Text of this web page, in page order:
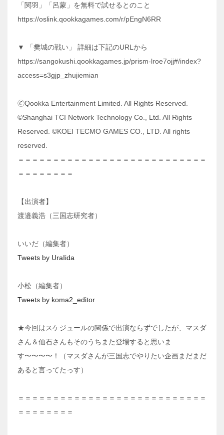
「関羽」「呂蒙」を無料で試せるとのこと
https://oslink.qookkagames.com/r/pEngN6RR
▼ 「樊城の戦い」 詳細は下記のURLから
https://sangokushi.qookkagames.jp/prism-lroe7ojj#/index?
access=s3gjp_zhujiemian
🄫Qookka Entertainment Limited. All Rights Reserved.
©Shanghai TCI Network Technology Co., Ltd. All Rights
Reserved. ©KOEI TECMO GAMES CO., LTD. All rights
reserved.
＝＝＝＝＝＝＝＝＝＝＝＝＝＝＝＝＝＝＝＝＝＝＝＝＝＝＝
＝＝＝＝＝＝＝＝
【出演者】
渡邉義浩（三国志研究者）
いいだ（編集者）
Tweets by UraIida
小松（編集者）
Tweets by koma2_editor
★今回はスケジュールの関係で出演ならずでしたが、マスダ
さん＆仙石さんもそのうちまた登場すると思いま
す〜〜〜〜！（マスダさんが三国志でやりたい企画まだまだ
あると言ってたっす）
＝＝＝＝＝＝＝＝＝＝＝＝＝＝＝＝＝＝＝＝＝＝＝＝＝＝＝
＝＝＝＝＝＝＝＝